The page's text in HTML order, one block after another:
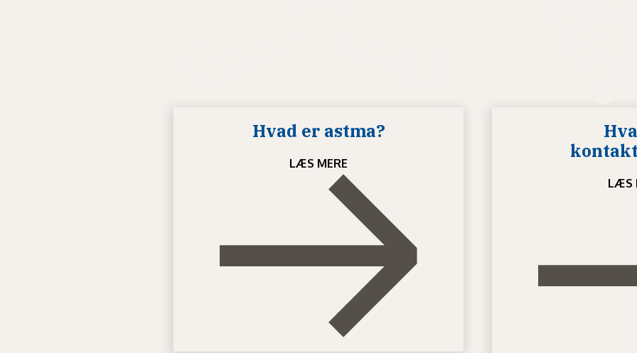
Hvad er astma?
LÆS MERE
LÆS